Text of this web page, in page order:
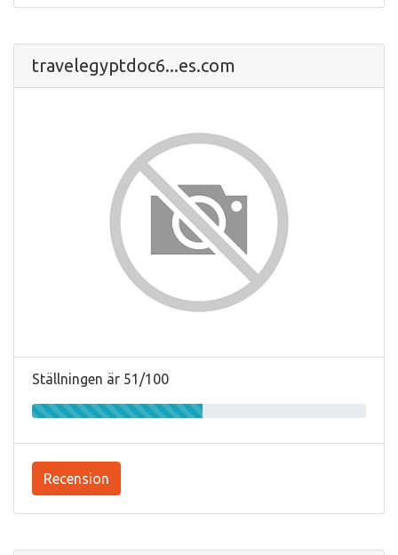
travelegyptdoc6...es.com
Ställningen är 51/100
Recension